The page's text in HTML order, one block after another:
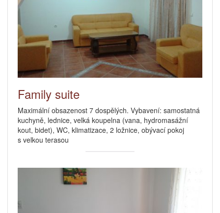
Family suite
Maximální obsazenost 7 dospělých. Vybavení: samostatná
kuchyně, lednice, velká koupelna (vana, hydromasážní
kout, bidet), WC, klimatizace, 2 ložnice, obývací pokoj
s velkou terasou